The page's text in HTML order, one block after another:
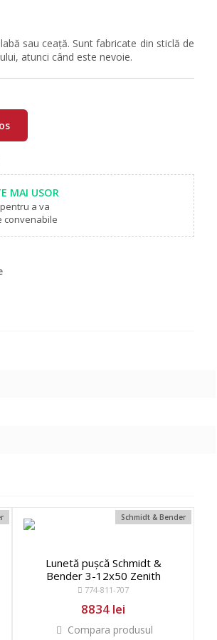
sau ceață. Sunt fabricate din sticlă de
atunci când este nevoie.
MAI USOR
a va
convenabile
Schmidt & Bender
Lunetă pușcă Schmidt &
Bender 3-12x50 Zenith
774-811-707
8834 lei
Compara produsul